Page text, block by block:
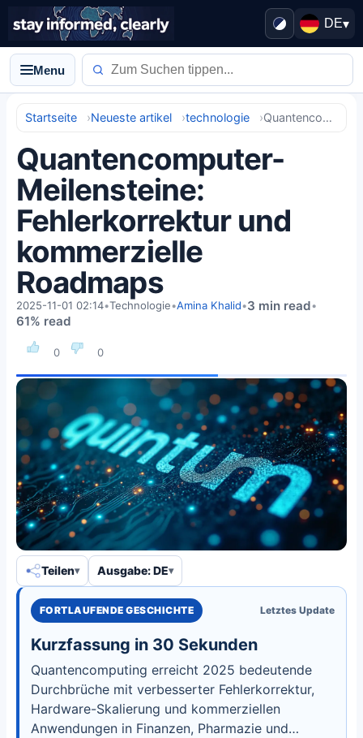
DE▾
Menu
Startseite Neueste artikel technologie Quantencomputer-Meilensteine: Fehlerkorrektur und kommerzielle Roadmaps
Quantencomputer-
Meilensteine:
Fehlerkorrektur und
kommerzielle
Roadmaps
0 0
2025-11-01 02:14•Technologie•Amina Khalid•3 min read•
61% read
Teilen Ausgabe: DE
FORTLAUFENDE GESCHICHTE Letztes Update
Kurzfassung in 30 Sekunden
Quantencomputing erreicht 2025 bedeutende
Durchbrüche mit verbesserter Fehlerkorrektur,
Hardware-Skalierung und kommerziellen
Anwendungen in Finanzen, Pharmazie und